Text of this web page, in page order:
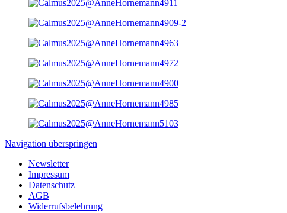
Navigation überspringen
Newsletter
Impressum
Datenschutz
AGB
Widerrufsbelehrung